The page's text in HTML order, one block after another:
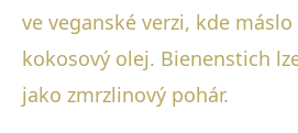
ve veganské verzi, kde
kokosový olej. Bienenstich
jako zmrzlinový pohár.